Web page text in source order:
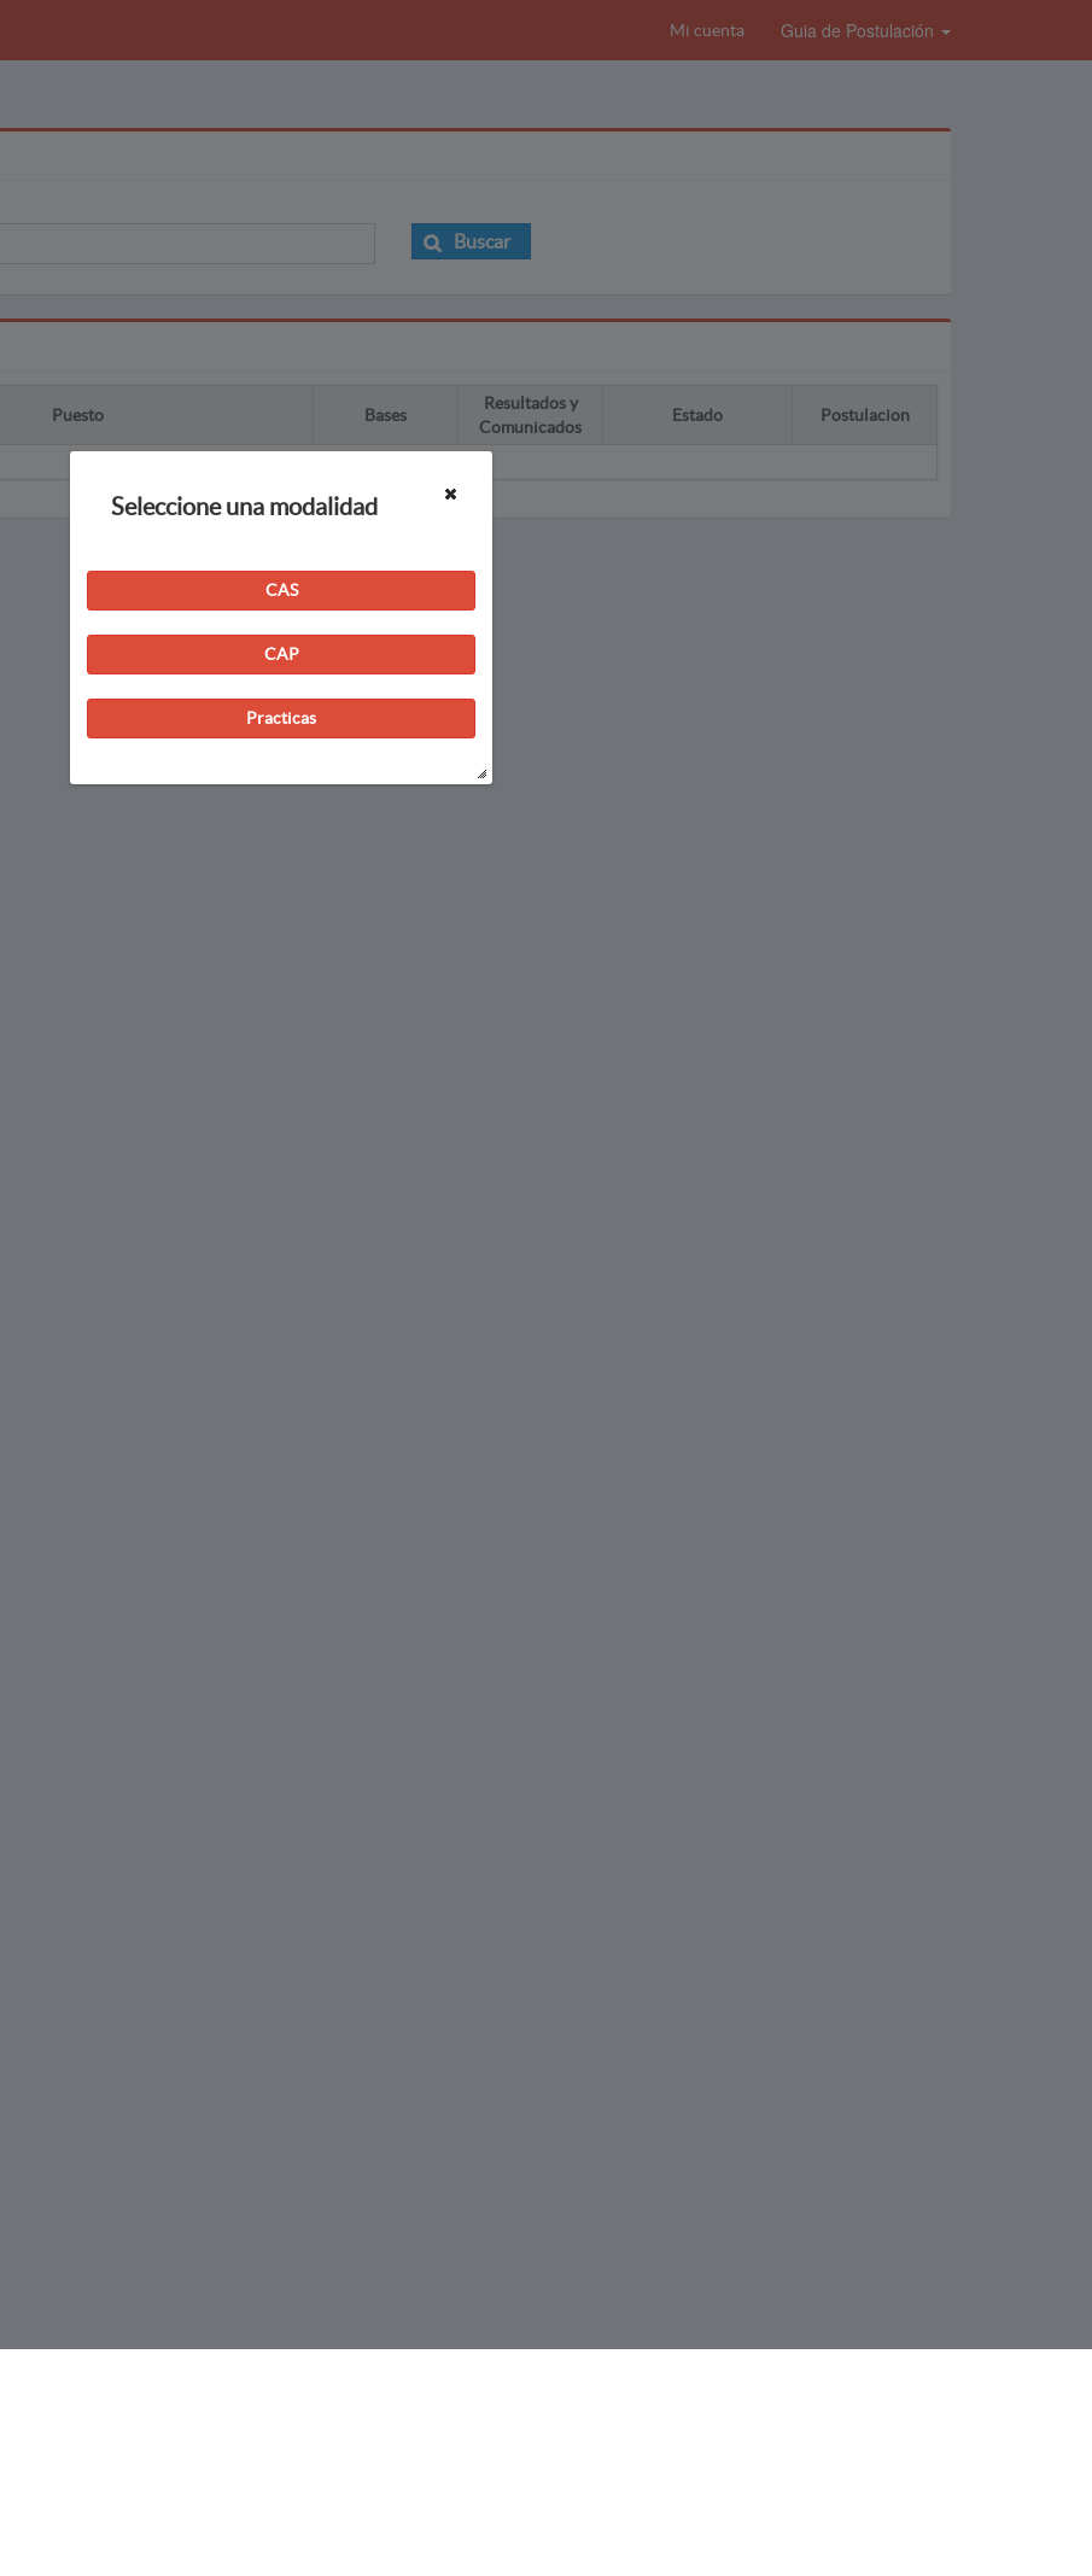
Mi cuenta Guia de Postulación
Buscar
Puesto Bases
Resultados y
Comunicados
Estado Postulacion
Seleccione una modalidad
CAS
CAP
Practicas